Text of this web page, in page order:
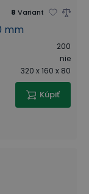
8 Variant
mm
200
nie
320 x 160 x 80
Kúpiť